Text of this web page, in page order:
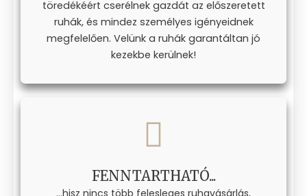
töredékéért cserélnek gazdát az előszeretett
ruhák, és mindez személyes igényeidnek
megfelelően. Velünk a ruhák garantáltan jó
kezekbe kerülnek!
FENNTARTHATÓ...
...hisz nincs több felesleges ruhavásárlás,